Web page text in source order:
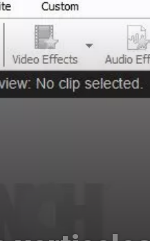
Uptodown